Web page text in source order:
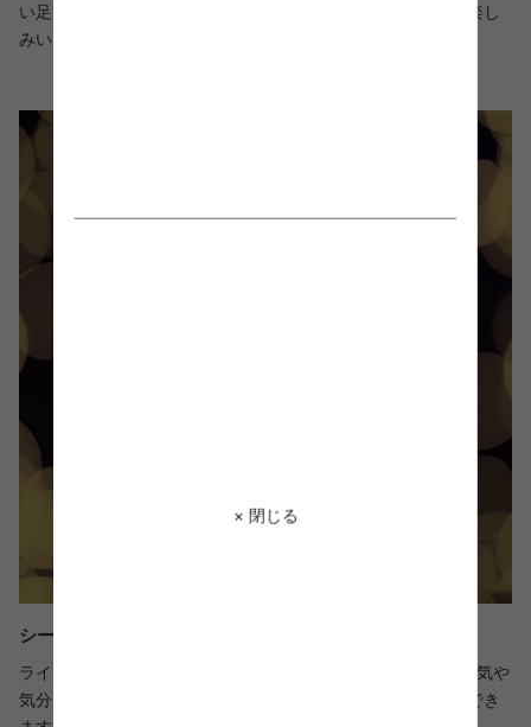
× 閉じる
い足す必要が無く、届いたその日からイルミネーションをお楽し
みいただけます。
シーンによって楽しめる8つの点灯パターン
ライトの点滅パターンは、バリエーション豊富な8種類。雰囲気や
気分に合わせて、リモコンのボタン一つで簡単に切り替えができ